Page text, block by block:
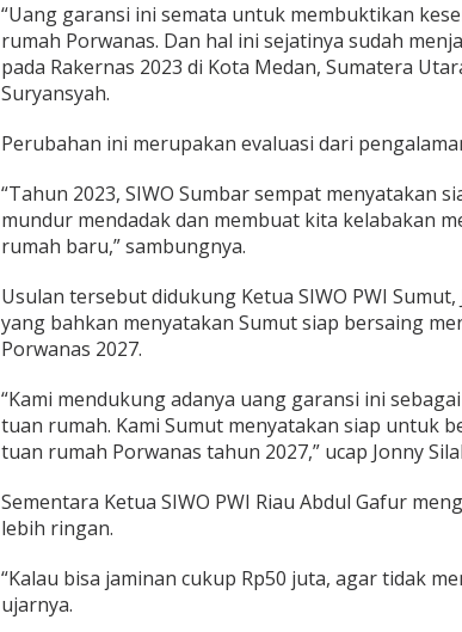
“Uang garansi ini semata untuk membuktikan
rumah Porwanas. Dan hal ini sejatinya sudah
pada Rakernas 2023 di Kota Medan, Sumatera
Suryansyah.
Perubahan ini merupakan evaluasi dari
“Tahun 2023, SIWO Sumbar sempat menyatakan
mundur mendadak dan membuat kita kelabakan
rumah baru,” sambungnya.
Usulan tersebut didukung Ketua SIWO PWI Sumut,
yang bahkan menyatakan Sumut siap bersaing
Porwanas 2027.
“Kami mendukung adanya uang garansi ini
tuan rumah. Kami Sumut menyatakan siap untuk
tuan rumah Porwanas tahun 2027,” ucap Jonny
Sementara Ketua SIWO PWI Riau Abdul Gafur
lebih ringan.
“Kalau bisa jaminan cukup Rp50 juta, agar tidak
ujarnya.